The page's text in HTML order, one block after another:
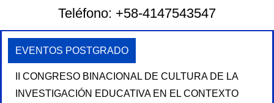
Teléfono: +58-4147543547
EVENTOS POSTGRADO
II CONGRESO BINACIONAL DE CULTURA DE LA
INVESTIGACIÓN EDUCATIVA EN EL CONTEXTO